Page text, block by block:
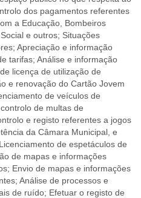
dos pagamentos referentes
a Educação, Bombeiros
e outros; Situações
Apreciação e informação
tarifas; Análise e informação
licença de utilização de
e renovação do Cartão Jovem
de veículos de
de multas de
e registo referentes a jogos
da Câmara Municipal, e
de espetáculos de
de mapas e informações
Envio de mapas e informações
Análise de processos e
de ruído; Efetuar o registo de